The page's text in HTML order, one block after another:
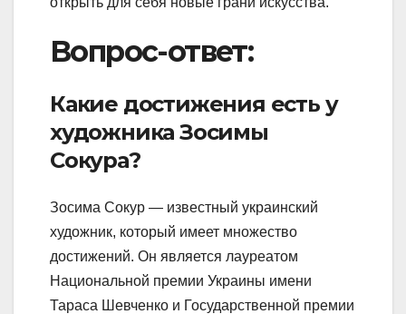
Вопрос-ответ:
Какие достижения есть у
художника Зосимы
Сокура?
Зосима Сокур — известный украинский
художник, который имеет множество
достижений. Он является лауреатом
Национальной премии Украины имени
Тараса Шевченко и Государственной премии